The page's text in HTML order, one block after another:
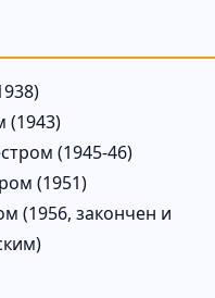
(1943)
(1945-46)
(1951)
(1956, закончен и